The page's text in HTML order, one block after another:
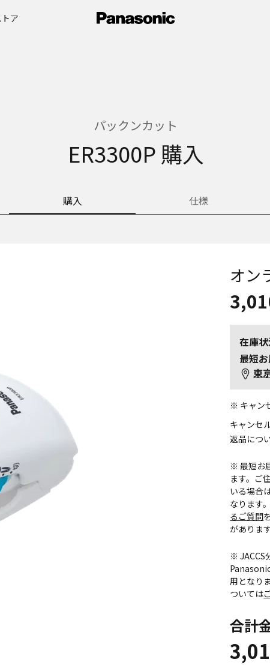
ア
パックンカット
ER3300P 購入
購入 仕様
オン
在庫
最短
東
※ キャン
キャンセ
返品につ
※ 最短お
ます。ご
いる場合
なります
るご質問
があります
※ JACCS
用となり
ついては
合計